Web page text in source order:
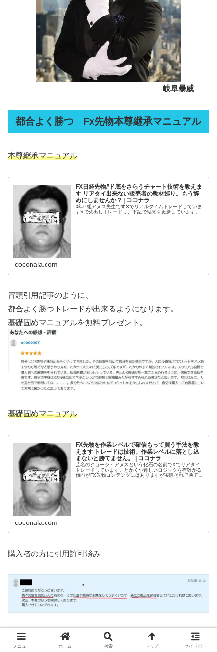
岐阜暴威
都合よく勝つ Fx先物本尊継承マニュアル
本尊継承マニュアル
FX日経先物//ド底をさらうチャート技術を教えま
す リアタイ出来ない販売者の教材巡り。もう辞
めにしませんか？ | ココナラ
3年P組アヌス先生です✕でリアルタイムトレードしていま
すXで先出しトレードし、下記で結果を更新しています。
coconala.com
冒頭引用記事のように、
都合よく勝つトレードが出来るようになります。
基礎固めマニュアルを無料プレゼント。
基礎固めマニュアル
FX先物を作業レベルで確信もって買う手法を教
えます トレードは技術。作業レベルに落とし込
まないと勝てません。 | ココナラ
芸名のジョージ・アヌスという化石の名前でXでリアタイ
トレードしています。とかく小難しいロジックを有難がる
傾向がFX先物コンテンツにはありますが実際それで勝てて
coconala.com
購入者の方に引用許可済み
メニュー ホーム 検索 トップ サイドバー